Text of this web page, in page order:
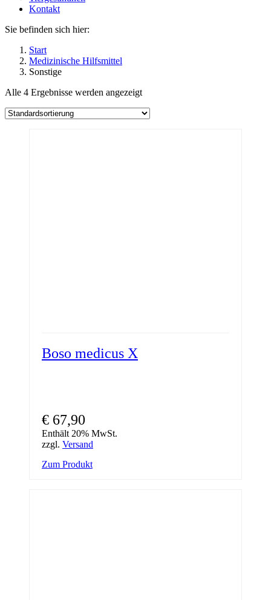
Kontakt
Sie befinden sich hier:
Start
Medizinische Hilfsmittel
Sonstige
Alle 4 Ergebnisse werden angezeigt
Boso medicus X
€ 67,90
Enthält 20% MwSt.
zzgl. Versand
Zum Produkt